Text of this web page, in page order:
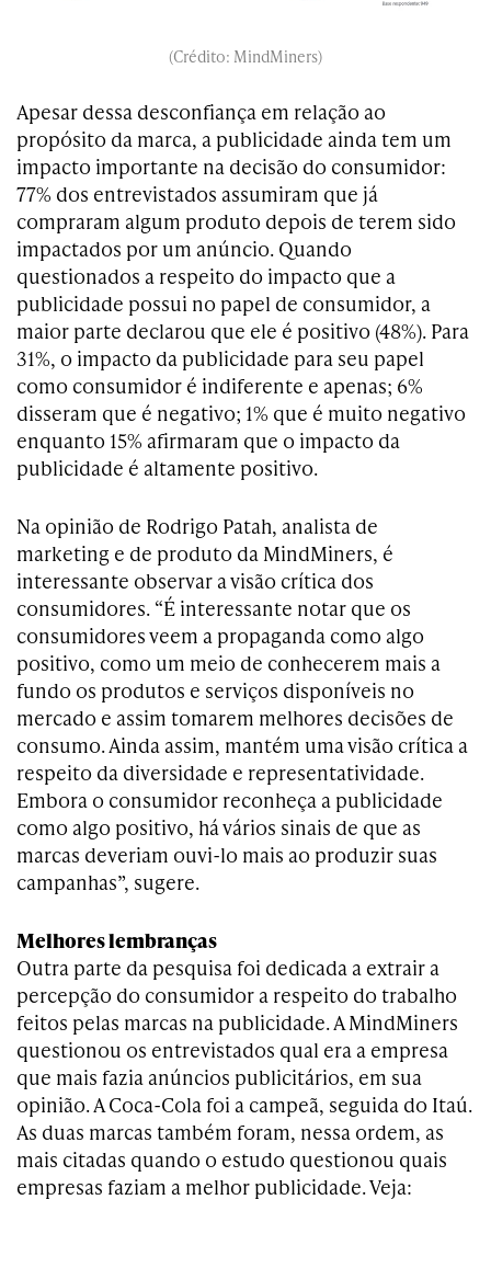
(Crédito: MindMiners)
Apesar dessa desconfiança em relação ao
propósito da marca, a publicidade ainda tem um
impacto importante na decisão do consumidor:
77% dos entrevistados assumiram que já
compraram algum produto depois de terem sido
impactados por um anúncio. Quando
questionados a respeito do impacto que a
publicidade possui no papel de consumidor, a
maior parte declarou que ele é positivo (48%). Para
31%, o impacto da publicidade para seu papel
como consumidor é indiferente e apenas; 6%
disseram que é negativo; 1% que é muito negativo
enquanto 15% afirmaram que o impacto da
publicidade é altamente positivo.
Na opinião de Rodrigo Patah, analista de
marketing e de produto da MindMiners, é
interessante observar a visão crítica dos
consumidores. “É interessante notar que os
consumidores veem a propaganda como algo
positivo, como um meio de conhecerem mais a
fundo os produtos e serviços disponíveis no
mercado e assim tomarem melhores decisões de
consumo. Ainda assim, mantém uma visão crítica a
respeito da diversidade e representatividade.
Embora o consumidor reconheça a publicidade
como algo positivo, há vários sinais de que as
marcas deveriam ouvi-lo mais ao produzir suas
campanhas”, sugere.
Melhores lembranças
Outra parte da pesquisa foi dedicada a extrair a
percepção do consumidor a respeito do trabalho
feitos pelas marcas na publicidade. A MindMiners
questionou os entrevistados qual era a empresa
que mais fazia anúncios publicitários, em sua
opinião. A Coca-Cola foi a campeã, seguida do Itaú.
As duas marcas também foram, nessa ordem, as
mais citadas quando o estudo questionou quais
empresas faziam a melhor publicidade. Veja: